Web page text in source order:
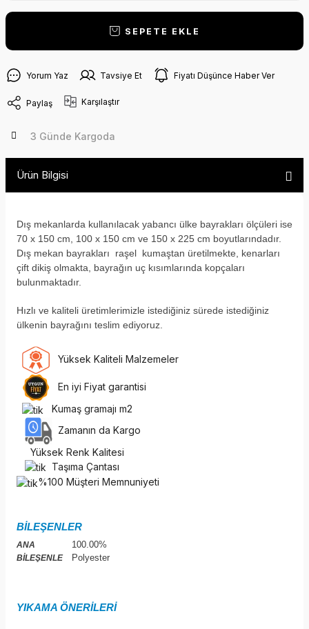
SEPETE EKLE
Yorum Yaz Tavsiye Et Fiyatı Düşünce Haber Ver
Paylaş Karşılaştır
3 Günde Kargoda
Ürün Bilgisi
Dış mekanlarda kullanılacak yabancı ülke bayrakları ölçüleri ise
70 x 150 cm, 100 x 150 cm ve 150 x 225 cm boyutlarındadır.
Dış mekan bayrakları raşel kumaştan üretilmekte, kenarları
çift dikiş olmakta, bayrağın uç kısımlarında kopçaları
bulunmaktadır.
Hızlı ve kaliteli üretimlerimizle istediğiniz sürede istediğiniz
ülkenin bayrağını teslim ediyoruz.
Yüksek Kaliteli Malzemeler
En iyi Fiyat garantisi
Kumaş gramajı m2
Zamanın da Kargo
Yüksek Renk Kalitesi
Taşıma Çantası
%100 Müşteri Memnuniyeti
BİLEŞENLER
ANA
BİLEŞENLE
100.00%
Polyester
YIKAMA ÖNERİLERİ